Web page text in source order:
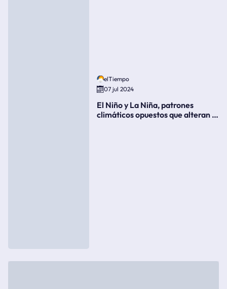
elTiempo
07 jul 2024
El Niño y La Niña, patrones
climáticos opuestos que alteran la